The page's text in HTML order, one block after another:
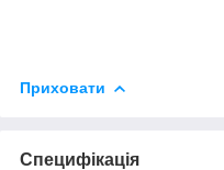
Приховати
Специфікація